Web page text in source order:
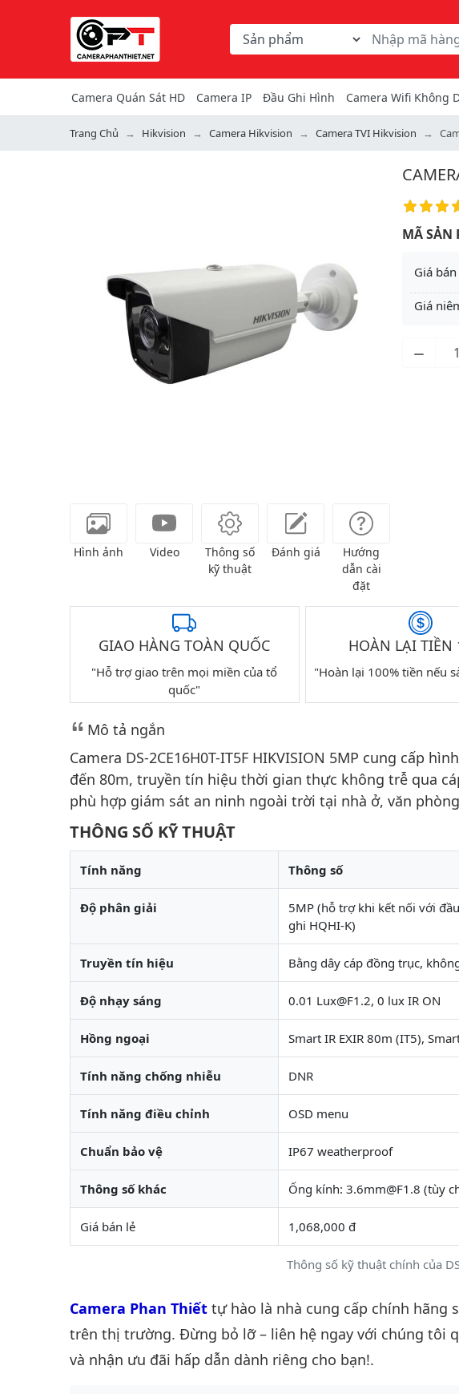
Chọn danh mục tìm kiếm
Từ khóa hoặc mã hàng
Camera Quán Sát HD Camera IP Đầu Ghi Hình Camera Wifi Không
Trang Chủ Hikvision Camera Hikvision Camera TVI Hikvision
Previous
Hình ảnh Video
Thông số
kỹ thuật
Đánh giá
Hướng
dẫn cài
đặt
MÃ SẢN
Giá bán
Giá
GIAO HÀNG TOÀN QUỐC
"Hỗ trợ giao trên mọi miền của tổ
quốc"
HOÀN LẠI TIỀN
"Hoàn lại 100% tiền nếu
Mô tả ngắn
Camera DS-2CE16H0T-IT5F HIKVISION 5MP cung cấp
đến 80m, truyền tín hiệu thời gian thực không trễ qua
phù hợp giám sát an ninh ngoài trời tại nhà ở, văn
THÔNG SỐ KỸ THUẬT
Thông số kỹ thuật chính của
Tính năng Thông số
Độ phân giải
5MP (hỗ trợ khi kết nối với
ghi HQHI-K)
Truyền tín hiệu Bằng dây cáp đồng trục,
Độ nhạy sáng 0.01 Lux@F1.2, 0 lux IR ON
Hồng ngoại Smart IR EXIR 80m (IT5),
Tính năng chống nhiễu DNR
Tính năng điều chỉnh OSD menu
Chuẩn bảo vệ IP67 weatherproof
Thông số khác Ống kính: 3.6mm@F1.8 (tùy
Giá bán lẻ 1,068,000 đ
Camera Phan Thiết tự hào là nhà cung cấp chính hãng
trên thị trường. Đừng bỏ lỡ – liên hệ ngay với chúng tôi
và nhận ưu đãi hấp dẫn dành riêng cho bạn!.